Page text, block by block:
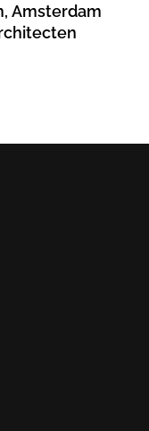
Amsterdam